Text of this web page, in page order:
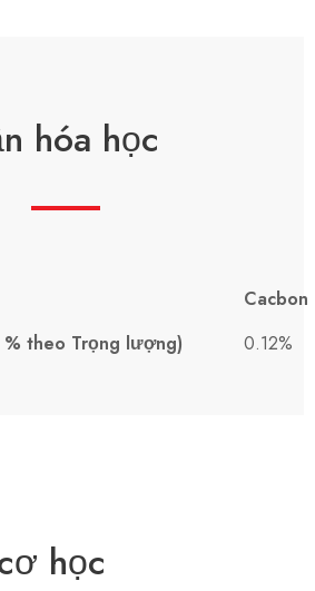
hóa học
Cacbon
theo Trọng lượng)
0.12%
học